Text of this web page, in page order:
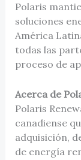
Polaris
soluciones
América
todas las
proceso de
Acerca de
Polaris
canadiense
adquisición,
de energía